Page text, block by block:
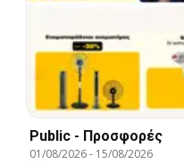
Public - Προσφορές
01/08/2026- 15/08/2026